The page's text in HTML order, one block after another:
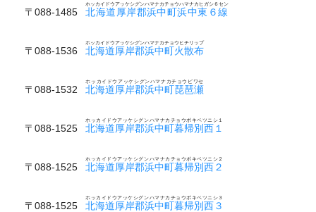
〒088-1485 北海道厚岸郡浜中町浜中東６線
ホッカイドウアッケシグンハマナカチョウハマナカヒガシ６セン
〒088-1536 北海道厚岸郡浜中町火散布
ホッカイドウアッケシグンハマナカチョウヒチリップ
〒088-1532 北海道厚岸郡浜中町琵琶瀬
ホッカイドウアッケシグンハマナカチョウビワセ
〒088-1525 北海道厚岸郡浜中町暮帰別西１
ホッカイドウアッケシグンハマナカチョウボキベツニシ１
〒088-1525 北海道厚岸郡浜中町暮帰別西２
ホッカイドウアッケシグンハマナカチョウボキベツニシ２
〒088-1525 北海道厚岸郡浜中町暮帰別西３
ホッカイドウアッケシグンハマナカチョウボキベツニシ３